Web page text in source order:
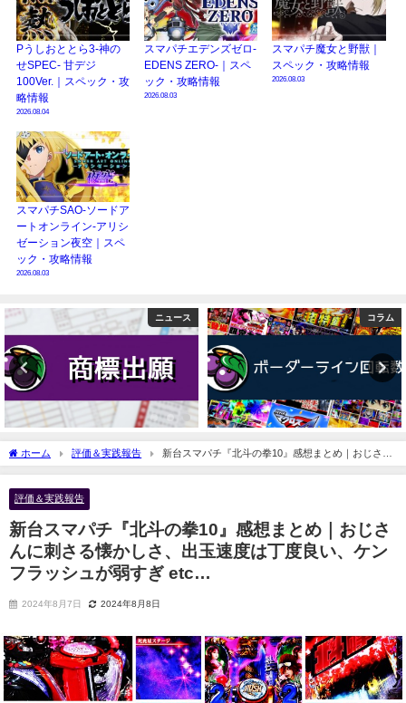
Pうしおととら3-神の
せSPEC- 甘デジ
100Ver.｜スペック・攻
略情報
2026.08.04
スマパチエデンズゼロ-
EDENS ZERO-｜スペ
ック・攻略情報
2026.08.03
スマパチ魔女と野獣｜
スペック・攻略情報
2026.08.03
スマパチSAO-ソードア
ートオンライン-アリシ
ゼーション夜空｜スペ
ック・攻略情報
2026.08.03
ニュース コラム
ホーム 評価＆実践報告
新台スマパチ『北斗の拳10』感想まとめ｜おじさん
に刺さる懐かしさ、出玉速度は丁度良い、ケンフラッシュが弱すぎ etc…
評価＆実践報告
新台スマパチ『北斗の拳10』感想まとめ｜おじさ
んに刺さる懐かしさ、出玉速度は丁度良い、ケン
フラッシュが弱すぎ etc…
2024年8月7日 2024年8月8日